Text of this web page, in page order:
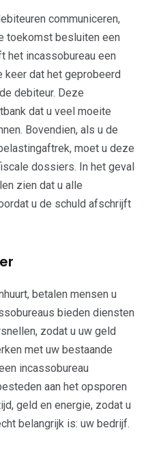
communiceren,
toekomst besluiten een
het incassobureau een
keer dat het geprobeerd
debiteur. Deze
dat u veel moeite
Bovendien, als u de
moet u deze
dossiers. In het geval
zien dat u alle
u de schuld afschrijft
betalen mensen u
bieden diensten
zodat u uw geld
met uw bestaande
incassobureau
aan het opsporen
geld en energie, zodat u
belangrijk is: uw bedrijf.